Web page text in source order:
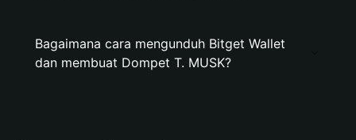
Bagaimana cara mengunduh Bitget Wallet
dan membuat Dompet T. MUSK?